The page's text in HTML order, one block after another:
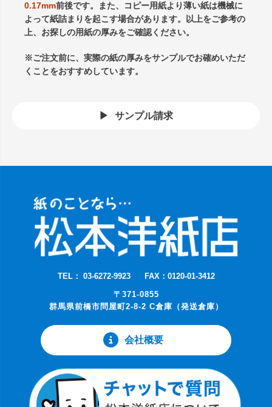
0.17mm前後です。また、コピー用紙より薄い紙は機械に
よって紙詰まりを起こす場合があります。以上をご参考の
上、お探しの用紙の厚みをご確認ください。
※ご注文前に、実際の紙の厚みをサンプルでお確めいただ
くことをおすすめしています。
サンプル請求
TEL： 03-6272-9923
FAX：0120-01-3412
〒371-0855
群馬県前橋市問屋町2-8-2 C倉庫（発送倉庫）
会社概要